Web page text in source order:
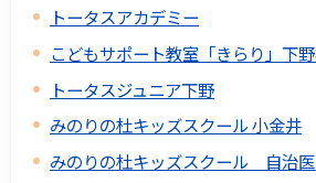
トータスアカデミー
こどもサポート教室「きらり」下
トータスジュニア下野
みのりの杜キッズスクール 小金井
みのりの杜キッズスクール 自治